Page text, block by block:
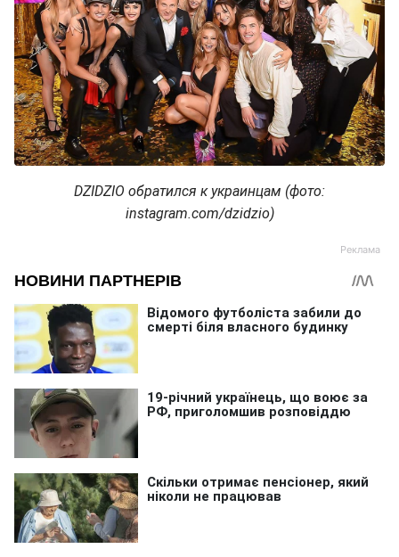
DZIDZIO обратился к украинцам (фото:
instagram.com/dzidzio)